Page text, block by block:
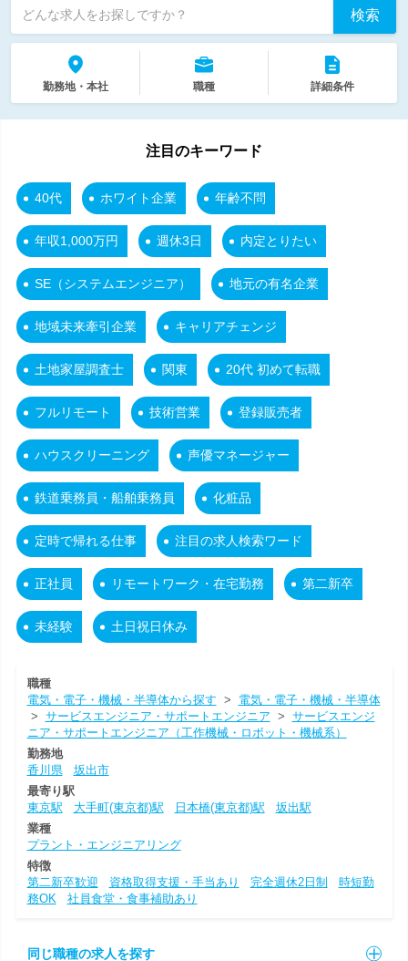
どんな求人をお探しですか？ 検索
勤務地・本社 職種 詳細条件
注目のキーワード
40代 ホワイト企業 年齢不問
年収1,000万円 週休3日 内定とりたい
SE（システムエンジニア） 地元の有名企業
地域未来牽引企業 キャリアチェンジ
土地家屋調査士 関東 20代 初めて転職
フルリモート 技術営業 登録販売者
ハウスクリーニング 声優マネージャー
鉄道乗務員・船舶乗務員 化粧品
定時で帰れる仕事 注目の求人検索ワード
正社員 リモートワーク・在宅勤務 第二新卒
未経験 土日祝日休み
職種
電気・電子・機械・半導体から探す > 電気・電子・機械・半導体
> サービスエンジニア・サポートエンジニア > サービスエンジ
ニア・サポートエンジニア（工作機械・ロボット・機械系）
勤務地
香川県
坂出市
最寄り駅
東京駅
大手町(東京都)駅 日本橋(東京都)駅
坂出駅
業種
プラント・エンジニアリング
特徴
第二新卒歓迎
資格取得支援・手当あり 完全週休2日制
時短勤
務OK
社員食堂・食事補助あり
同じ職種の求人を探す